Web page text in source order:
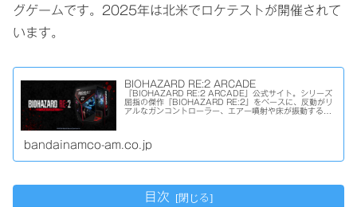
グゲームです。2025年は北米でロケテストが開催されて
います。
BIOHAZARD RE:2 ARCADE
『BIOHAZARD RE:2 ARCADE』公式サイト。シリーズ
屈指の傑作『BIOHAZARD RE:2』をベースに、反動がリ
アルなガンコントローラー、エアー噴射や床が振動するな
bandainamco-am.co.jp
目次